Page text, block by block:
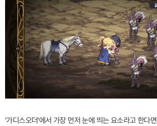
'가디스오더'에서 가장 먼저 눈에 띄는 요소라고 한다